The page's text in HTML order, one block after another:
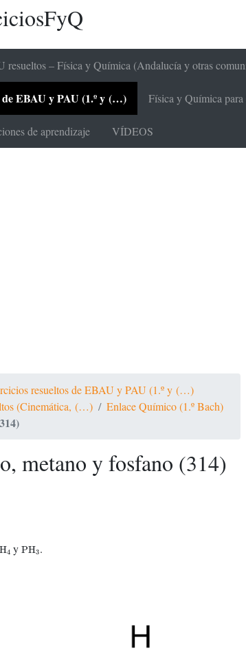
resueltos – Física y Química (Andalucía y otras
EBAU y PAU (1.º y (…) Física y Química
de aprendizaje VÍDEOS
resueltos de EBAU y PAU (1.º y (…)
(Cinemática, (…)
Enlace Químico (1.º Bach)
metano y fosfano (314)
4
4 yPH3
PH3 .